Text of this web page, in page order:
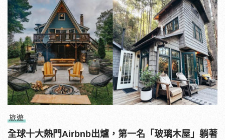
旅遊
全球十大熱門Airbnb出爐，第一名「玻璃木屋」躺著